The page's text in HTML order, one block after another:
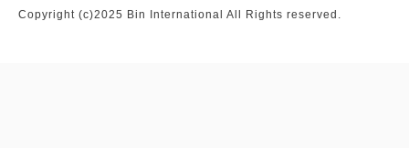
Copyright (c)2025 Bin International All Rights reserved.